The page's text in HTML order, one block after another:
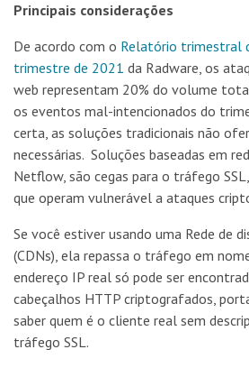
Principais considerações
De acordo com o Relatório trimestral
trimestre de 2021 da Radware, os
web representam 20% do volume
os eventos mal-intencionados do
certa, as soluções tradicionais não
necessárias. Soluções baseadas em
Netflow, são cegas para o tráfego
que operam vulnerável a ataques
Se você estiver usando uma Rede de
(CDNs), ela repassa o tráfego em
endereço IP real só pode ser
cabeçalhos HTTP criptografados,
saber quem é o cliente real sem
tráfego SSL.